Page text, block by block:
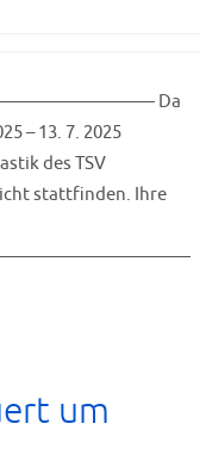
Da
– 13. 7. 2025
des TSV
stattfinden. Ihre
um